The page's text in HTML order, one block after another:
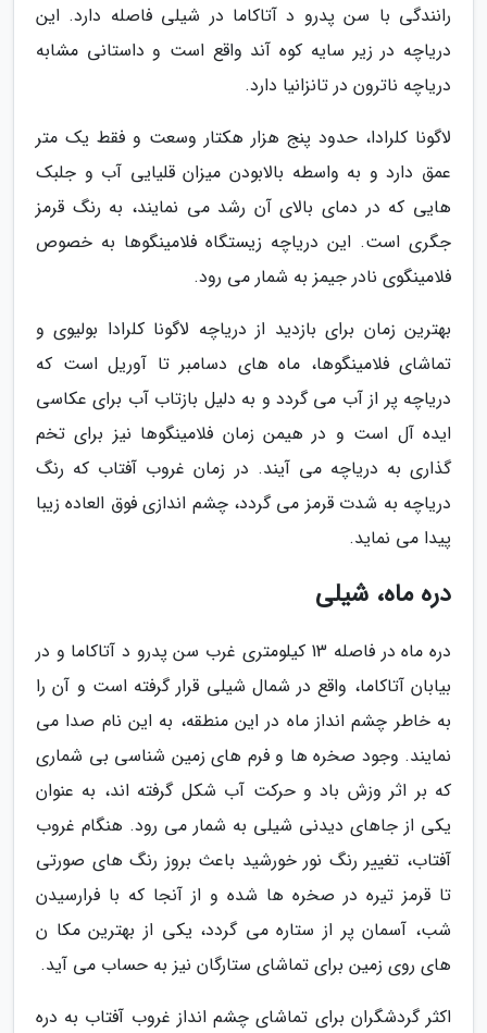
رانندگی با سن پدرو د آتاکاما در شیلی فاصله دارد. این
دریاچه در زیر سایه کوه آند واقع است و داستانی مشابه
دریاچه ناترون در تانزانیا دارد.
لاگونا کلرادا، حدود پنج هزار هکتار وسعت و فقط یک متر
عمق دارد و به واسطه بالابودن میزان قلیایی آب و جلبک
هایی که در دمای بالای آن رشد می نمایند، به رنگ قرمز
جگری است. این دریاچه زیستگاه فلامینگوها به خصوص
فلامینگوی نادر جیمز به شمار می رود.
بهترین زمان برای بازدید از دریاچه لاگونا کلرادا بولیوی و
تماشای فلامینگوها، ماه های دسامبر تا آوریل است که
دریاچه پر از آب می گردد و به دلیل بازتاب آب برای عکاسی
ایده آل است و در هیمن زمان فلامینگوها نیز برای تخم
گذاری به دریاچه می آیند. در زمان غروب آفتاب که رنگ
دریاچه به شدت قرمز می گردد، چشم اندازی فوق العاده زیبا
پیدا می نماید.
دره ماه، شیلی
دره ماه در فاصله 13 کیلومتری غرب سن پدرو د آتاکاما و در
بیابان آتاکاما، واقع در شمال شیلی قرار گرفته است و آن را
به خاطر چشم انداز ماه در این منطقه، به این نام صدا می
نمایند. وجود صخره ها و فرم های زمین شناسی بی شماری
که بر اثر وزش باد و حرکت آب شکل گرفته اند، به عنوان
یکی از جاهای دیدنی شیلی به شمار می رود. هنگام غروب
آفتاب، تغییر رنگ نور خورشید باعث بروز رنگ های صورتی
تا قرمز تیره در صخره ها شده و از آنجا که با فرارسیدن
شب، آسمان پر از ستاره می گردد، یکی از بهترین مکا ن
های روی زمین برای تماشای ستارگان نیز به حساب می آید.
اکثر گردشگران برای تماشای چشم انداز غروب آفتاب به دره